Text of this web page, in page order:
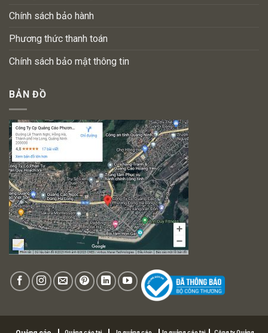
Chính sách bảo hành
Phương thức thanh toán
Chính sách bảo mật thông tin
BẢN ĐỒ